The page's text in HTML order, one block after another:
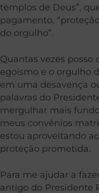
templos de Deus”,
pagamento,
do orgulho”.
Quantas vezes posso
egoísmo e o orgulho
em uma desavença
palavras do
mergulhar mais
meus convênios
estou aproveitando
proteção prometida.
Para me ajudar a
antigo do Presidente